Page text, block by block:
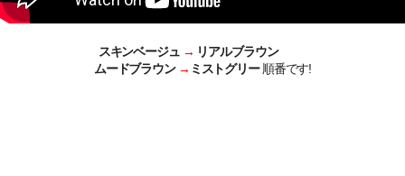
スキンベージュ → リアルブラウン
ムードブラウン→ ミストグリー順番です!